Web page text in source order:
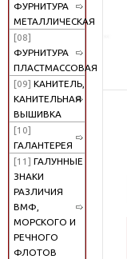
ФУРНИТУРА
МЕТАЛЛИЧЕСКАЯ
[08]
ФУРНИТУРА
ПЛАСТМАССОВАЯ
[09] КАНИТЕЛЬ,
КАНИТЕЛЬНАЯ
ВЫШИВКА
[10]
ГАЛАНТЕРЕЯ
[11] ГАЛУННЫЕ
ЗНАКИ
РАЗЛИЧИЯ
ВМФ,
МОРСКОГО И
РЕЧНОГО
ФЛОТОВ